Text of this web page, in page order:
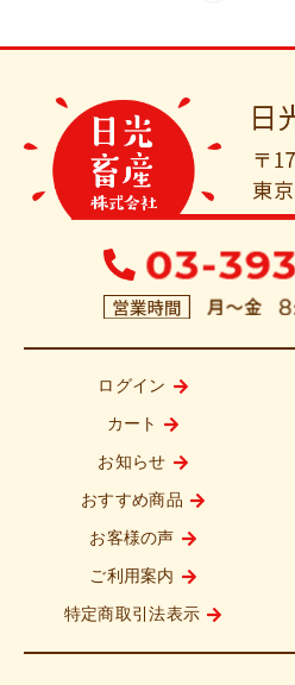
ログイン
カート
お知らせ
おすすめ商品
お客様の声
ご利用案内
特定商取引法表示